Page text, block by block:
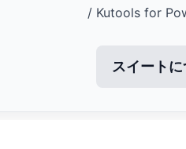
/ Kutools for
スイート